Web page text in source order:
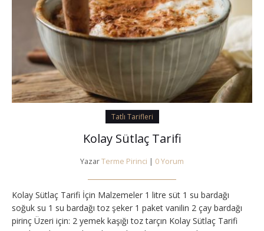
Tatlı Tarifleri
Kolay Sütlaç Tarifi
YazarTerme Pirinci | 0 Yorum
Kolay Sütlaç Tarifi İçin Malzemeler 1 litre süt 1 su bardağı
soğuk su 1 su bardağı toz şeker 1 paket vanilin 2 çay bardağı
pirinç Üzeri için: 2 yemek kaşığı toz tarçın Kolay Sütlaç Tarifi